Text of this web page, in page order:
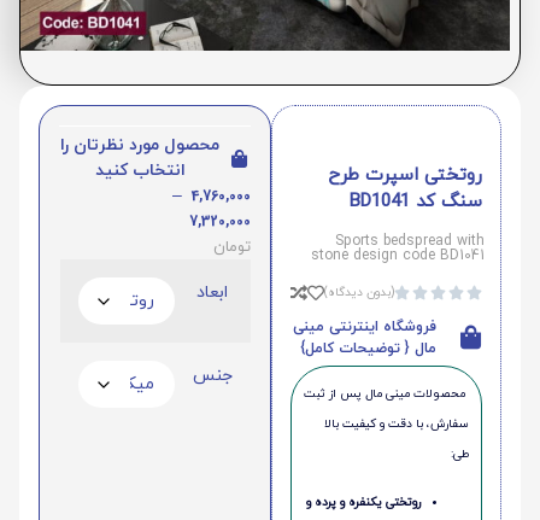
روتختی اسپرت طرح
سنگ کد BD1041
Sports bedspread with
stone design code BD1041




(بدون دیدگاه)
فروشگاه اینترنتی مینی
مال { توضیحات کامل}
محصولات مینی‌ مال پس از ثبت
سفارش، با دقت و کیفیت بالا
طی:
روتختی یکنفره و پرده و
محصول مورد نظرتان را
انتخاب کنید
4,760,000
–
7,320,000
تومان
ابعاد
جنس